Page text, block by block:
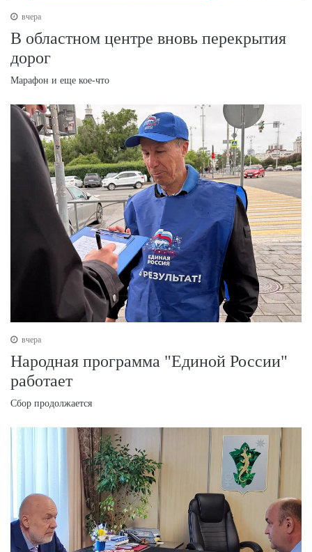
вчера
В областном центре вновь перекрытия
дорог
Марафон и еще кое-что
вчера
Народная программа "Единой России"
работает
Сбор продолжается